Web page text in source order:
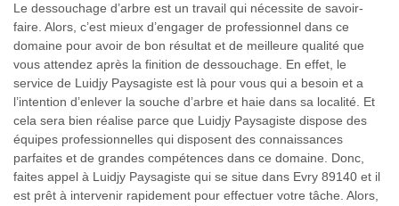
Le dessouchage d’arbre est un travail qui nécessite de savoir-
faire. Alors, c’est mieux d’engager de professionnel dans ce
domaine pour avoir de bon résultat et de meilleure qualité que
vous attendez après la finition de dessouchage. En effet, le
service de Luidjy Paysagiste est là pour vous qui a besoin et a
l’intention d’enlever la souche d’arbre et haie dans sa localité. Et
cela sera bien réalise parce que Luidjy Paysagiste dispose des
équipes professionnelles qui disposent des connaissances
parfaites et de grandes compétences dans ce domaine. Donc,
faites appel à Luidjy Paysagiste qui se situe dans Evry 89140 et il
est prêt à intervenir rapidement pour effectuer votre tâche. Alors,